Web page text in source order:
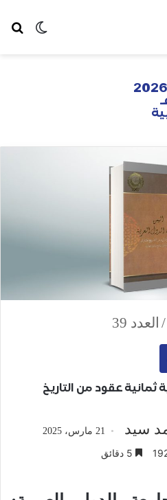
/ العدد 39
ثمانية عقود من التاريخ
سيد 21 مارس، 2025